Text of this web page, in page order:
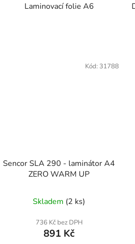
Laminovací folie A6
Sencor SLA 290 - laminátor A4
ZERO WARM UP
Skladem (2 ks)
736 Kč bez DPH
891 Kč
Kód: 31788